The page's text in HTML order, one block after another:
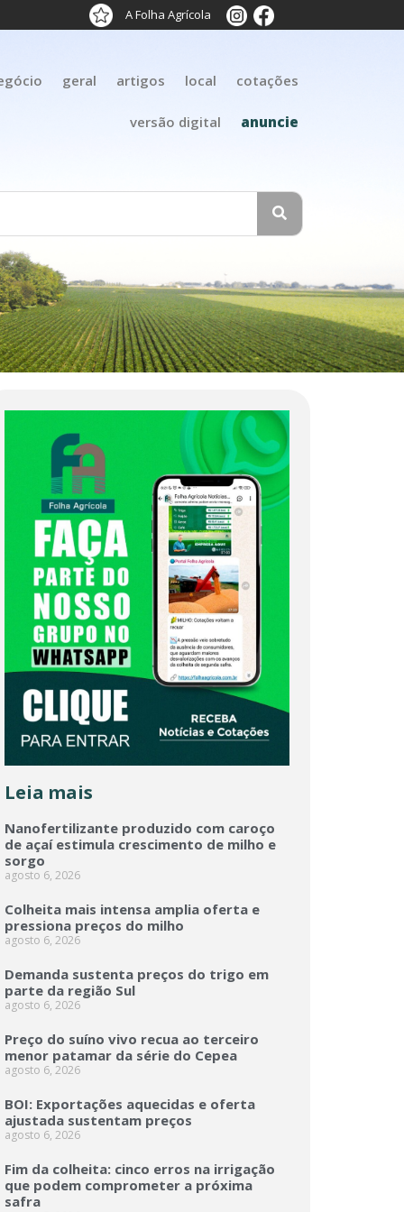
A Folha Agrícola
geral artigos local cotações
versão digital anuncie
Leia mais
Nanofertilizante produzido com caroço
de açaí estimula crescimento de milho e
sorgo
agosto 6, 2026
Colheita mais intensa amplia oferta e
pressiona preços do milho
agosto 6, 2026
Demanda sustenta preços do trigo em
parte da região Sul
agosto 6, 2026
Preço do suíno vivo recua ao terceiro
menor patamar da série do Cepea
agosto 6, 2026
BOI: Exportações aquecidas e oferta
ajustada sustentam preços
agosto 6, 2026
Fim da colheita: cinco erros na irrigação
que podem comprometer a próxima
safra